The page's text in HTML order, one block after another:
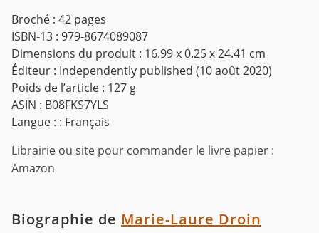
Broché : 42 pages
ISBN-13 : 979-8674089087
Dimensions du produit : 16.99 x 0.25 x 24.41 cm
Éditeur : Independently published (10 août 2020)
Poids de l’article : 127 g
ASIN : B08FKS7YLS
Langue : : Français
Librairie ou site pour commander le livre papier :
Amazon
Biographie de Marie-Laure Droin